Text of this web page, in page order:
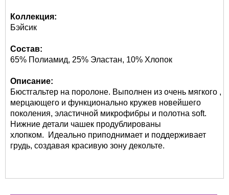
Коллекция:
Бэйсик
Состав:
65% Полиамид, 25% Эластан, 10% Хлопок
Описание:
Бюстгальтер на поролоне. Выполнен из очень мягкого ,
мерцающего и функционально кружев новейшего
поколения, эластичной микрофибры и полотна soft.
Нижние детали чашек продублированы
хлопком. Идеально приподнимает и поддерживает
грудь, создавая красивую зону декольте.